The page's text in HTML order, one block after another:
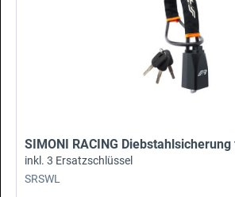
SIMONI RACING
inkl. 3 Ersatzschlüssel
SRSWL